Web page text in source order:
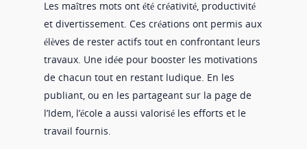
Les maîtres mots ont été créativité, productivité
et divertissement. Ces créations ont permis aux
élèves de rester actifs tout en confrontant leurs
travaux. Une idée pour booster les motivations
de chacun tout en restant ludique. En les
publiant, ou en les partageant sur la page de
l’Idem, l’école a aussi valorisé les efforts et le
travail fournis.